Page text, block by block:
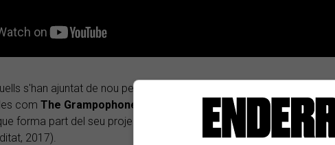
s'han ajuntat de nou per versionar aquest tema d'
com The Grampophone Allstars Big Band o la de
Judit
forma part del seu projecte en solitari
El disc de la
2017).